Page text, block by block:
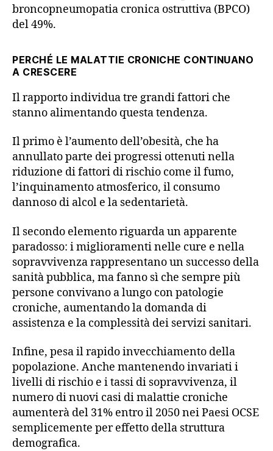
broncopneumopatia cronica ostruttiva (BPCO)
del 49%.
PERCHÉ LE MALATTIE CRONICHE CONTINUANO
A CRESCERE
Il rapporto individua tre grandi fattori che
stanno alimentando questa tendenza.
Il primo è l’aumento dell’obesità, che ha
annullato parte dei progressi ottenuti nella
riduzione di fattori di rischio come il fumo,
l’inquinamento atmosferico, il consumo
dannoso di alcol e la sedentarietà.
Il secondo elemento riguarda un apparente
paradosso: i miglioramenti nelle cure e nella
sopravvivenza rappresentano un successo della
sanità pubblica, ma fanno sì che sempre più
persone convivano a lungo con patologie
croniche, aumentando la domanda di
assistenza e la complessità dei servizi sanitari.
Infine, pesa il rapido invecchiamento della
popolazione. Anche mantenendo invariati i
livelli di rischio e i tassi di sopravvivenza, il
numero di nuovi casi di malattie croniche
aumenterà del 31% entro il 2050 nei Paesi OCSE
semplicemente per effetto della struttura
demografica.